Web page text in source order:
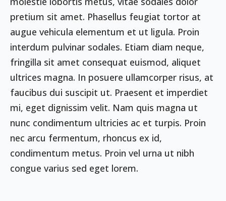
pretium sit amet. Phasellus feugiat tortor at
augue vehicula elementum et ut ligula. Proin
interdum pulvinar sodales. Etiam diam neque,
fringilla sit amet consequat euismod, aliquet
ultrices magna. In posuere ullamcorper risus, at
faucibus dui suscipit ut. Praesent et imperdiet
mi, eget dignissim velit. Nam quis magna ut
nunc condimentum ultricies ac et turpis. Proin
nec arcu fermentum, rhoncus ex id,
condimentum metus. Proin vel urna ut nibh
congue varius sed eget lorem.